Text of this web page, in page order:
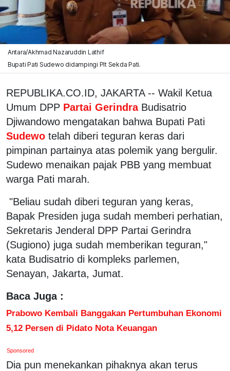
Antara/Akhmad Nazaruddin Lathif
Bupati Pati Sudewo didampingi Plt Sekda Pati.
REPUBLIKA.CO.ID, JAKARTA -- Wakil Ketua
Umum DPP Partai Gerindra Budisatrio
Djiwandowo mengatakan bahwa Bupati Pati
Sudewo telah diberi teguran keras dari
pimpinan partainya atas polemik yang bergulir.
Sudewo menaikan pajak PBB yang membuat
warga Pati marah.
"Beliau sudah diberi teguran yang keras,
Bapak Presiden juga sudah memberi perhatian,
Sekretaris Jenderal DPP Partai Gerindra
(Sugiono) juga sudah memberikan teguran,"
kata Budisatrio di kompleks parlemen,
Senayan, Jakarta, Jumat.
Baca Juga :
Prabowo Kembali Banggakan Pertumbuhan Ekonomi
5,12 Persen di Pidato Nota Keuangan
Sponsored
Dia pun menekankan pihaknya akan terus